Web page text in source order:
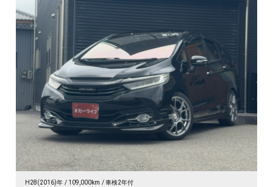
H28(2016)年 109,000km 車検2年付